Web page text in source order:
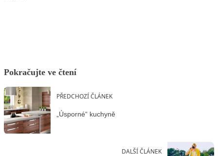
Pokračujte ve čtení
PŘEDCHOZÍ ČLÁNEK
„Úsporné“ kuchyně
DALŠÍ ČLÁNEK